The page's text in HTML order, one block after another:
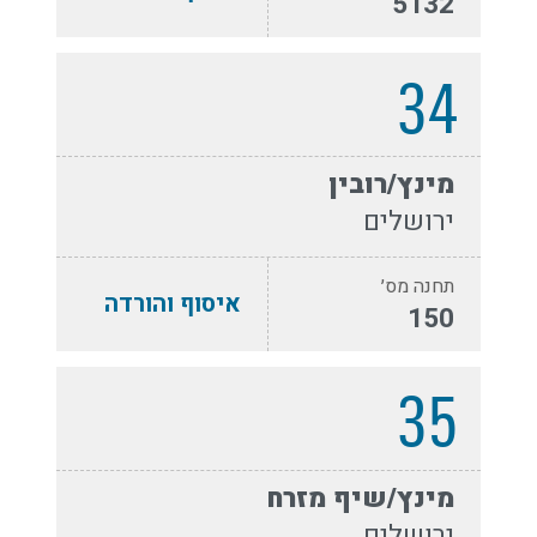
34
מינץ/רובין
ירושלים
תחנה מס׳
150 איסוף והורדה
35
מינץ/שיף מזרח